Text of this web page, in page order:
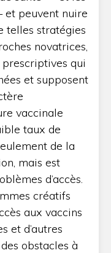
et peuvent nuire
telles stratégies
novatrices,
qui
et supposent
vaccinale
taux de
de la
mais est
d’accès.
créatifs
aux vaccins
et d’autres
obstacles à